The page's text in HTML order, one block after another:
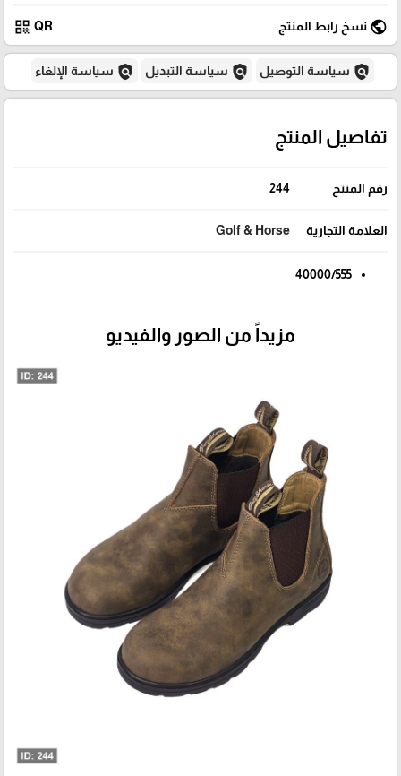
public نسخ رابط المنتج QR
qr_code
policy سياسة التوصيل policy سياسة التبديل policy سياسة الإلغاء
تفاصيل المنتج
رقم المنتج 244
العلامة التجارية Golf & Horse
40000/555
مزيداً من الصور والفيديو